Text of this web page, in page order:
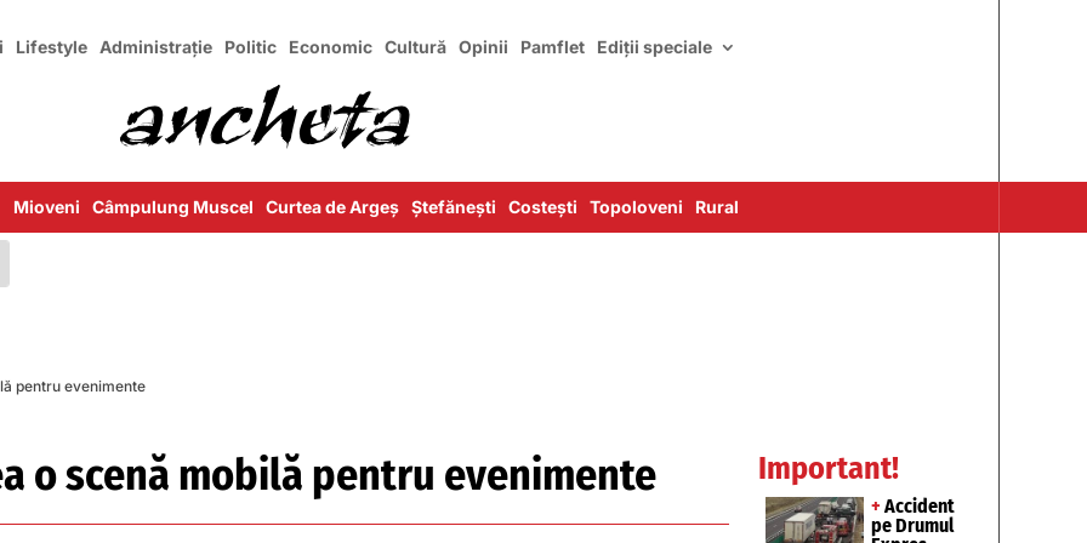
Lifestyle Administrație Politic Economic Cultură Opinii Pamflet Ediții speciale
Mioveni Câmpulung Muscel Curtea de Argeș Ștefănești Costești Topoloveni Rural
pentru evenimente
o scenă mobilă pentru evenimente Important!
+ Accident
pe Drumul